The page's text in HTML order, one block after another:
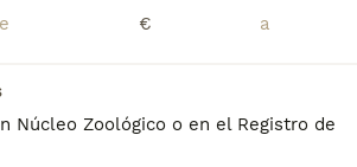
€
Núcleo Zoológico o en el Registro de
frecuentes
el temperamento
islandés?